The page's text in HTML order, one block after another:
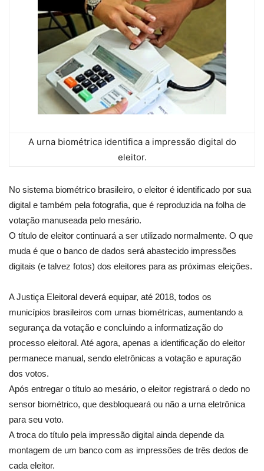
A urna biométrica identifica a impressão digital do
eleitor.
No sistema biométrico brasileiro, o eleitor é identificado por sua
digital e também pela fotografia, que é reproduzida na folha de
votação manuseada pelo mesário.
O título de eleitor continuará a ser utilizado normalmente. O que
muda é que o banco de dados será abastecido impressões
digitais (e talvez fotos) dos eleitores para as próximas eleições.
A Justiça Eleitoral deverá equipar, até 2018, todos os
municípios brasileiros com urnas biométricas, aumentando a
segurança da votação e concluindo a informatização do
processo eleitoral. Até agora, apenas a identificação do eleitor
permanece manual, sendo eletrônicas a votação e apuração
dos votos.
Após entregar o título ao mesário, o eleitor registrará o dedo no
sensor biométrico, que desbloqueará ou não a urna eletrônica
para seu voto.
A troca do título pela impressão digital ainda depende da
montagem de um banco com as impressões de três dedos de
cada eleitor.